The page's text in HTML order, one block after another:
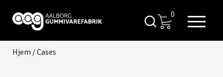
0
Hjem /Cases